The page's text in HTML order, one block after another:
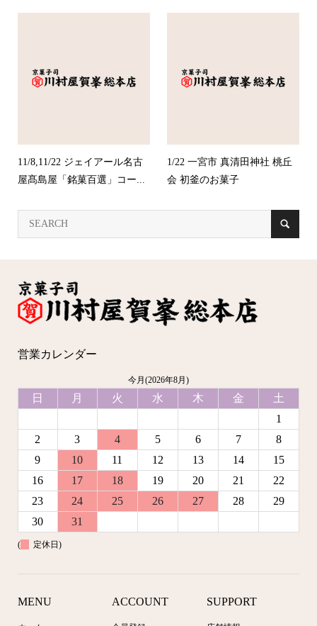
11/8,11/22 ジェイアール名古
屋髙島屋「銘菓百選」コー...
1/22 一宮市 真清田神社 桃丘
会 初釜のお菓子
営業カレンダー
今月(2026年8月)
日 月 火 水 木 金
土
1
2
3 4 5 6 7
8
9
10 11 12 13 14
15
16
17 18 19 20 21
22
23
24 25 26 27 28
29
30
31
( 定休日)
MENU ACCOUNT SUPPORT